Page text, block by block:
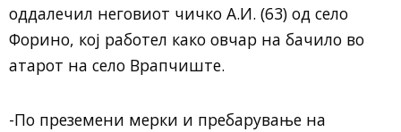
оддалечил неговиот чичко А.И. (63) од село
Форино, кој работел како овчар на бачило во
атарот на село Врапчиште.
-По преземени мерки и пребарување на